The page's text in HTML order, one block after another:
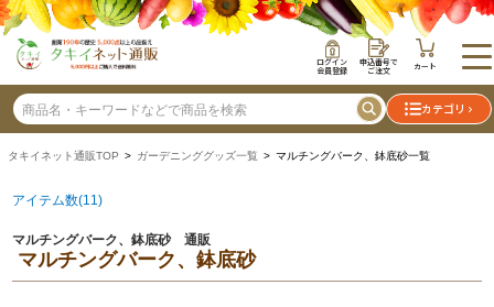
ログイン
会員登録
申込番号で
ご注文 カート
カテゴリ
タキイネット通販TOP > ガーデニンググッズ一覧 > マルチングバーク、鉢底砂一覧
アイテム数(11)
マルチングバーク、鉢底砂 通販
マルチングバーク、鉢底砂